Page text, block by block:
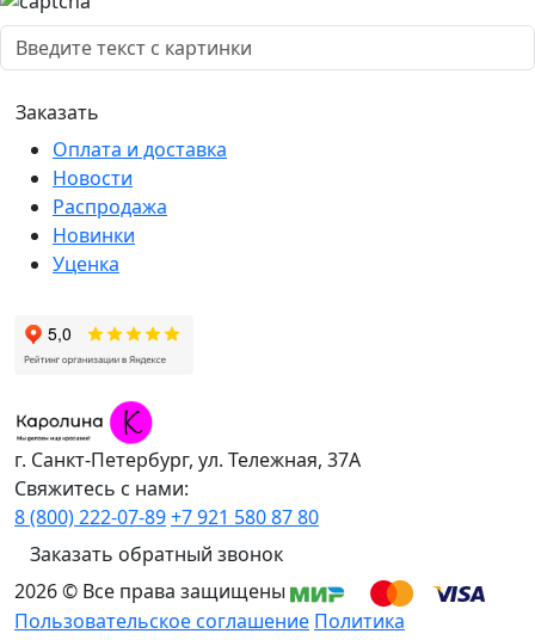
Оплата и доставка
Новости
Распродажа
Новинки
Уценка
г. Санкт-Петербург, ул. Тележная, 37А
Свяжитесь с нами:
8 (800) 222-07-89+7 921 580 87 80
Заказать обратный звонок
2026 © Все права защищены
Пользовательское соглашение Политика